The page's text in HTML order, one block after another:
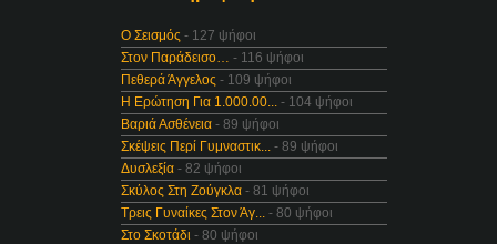
Ο Σεισμός - 127 ψήφοι
Στον Παράδεισο…
- 116 ψήφοι
Πεθερά Άγγελος - 109 ψήφοι
Η Ερώτηση Για 1.000.00...
- 104 ψήφοι
Βαριά Ασθένεια - 89 ψήφοι
Σκέψεις Περί Γυμναστικ...
- 89 ψήφοι
Δυσλεξία - 82 ψήφοι
Σκύλος Στη Ζούγκλα - 81 ψήφοι
Τρεις Γυναίκες Στον Άγ...
- 80 ψήφοι
Στο Σκοτάδι - 80 ψήφοι